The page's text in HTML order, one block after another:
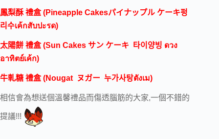
鳳梨酥 禮盒 (Pineapple Cakesパイナップル ケーキ펑
리수เค้กสับปะรด)
太陽餅 禮盒 (Sun Cakes サン ケーキ 타이양빙 ดวง
อาทิตย์เค้ก)
牛軋糖 禮盒 (Nougat ヌガー 누가사탕ตังเม)
相信會為想送個溫馨禮品而傷透腦筋的大家,一個不錯的
提議!!!